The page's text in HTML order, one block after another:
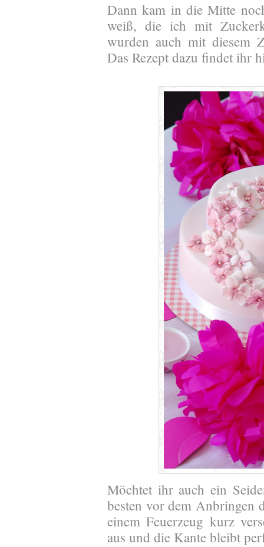
Dann kam in die Mitte
weiß, die ich mit
wurden auch mit diesem
Das Rezept dazu findet ihr
Möchtet ihr auch ein
besten vor dem Anbringen
einem Feuerzeug kurz
aus und die Kante bleibt